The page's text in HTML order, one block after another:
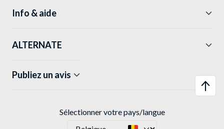
Info & aide
ALTERNATE
Publiez un avis
Sélectionner votre pays/langue